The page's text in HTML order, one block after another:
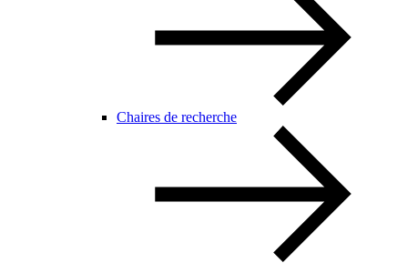
Chaires de recherche